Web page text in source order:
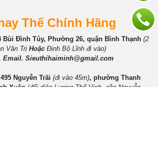
Thế Chính Hãng
Bùi Đình Túy, Phường 26, quận Bình Thạnh (2
Văn Trị Hoặc Đinh Bộ Lĩnh đi vào)
Email. Sieuthihaiminh@gmail.com
Nguyễn Trãi (đi vào 45m), phường Thanh
Xuân (đối diện Lương Thế Vinh, gần Nguyễn